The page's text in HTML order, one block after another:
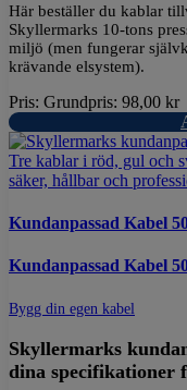
Här beställer du kablar
Skyllermarks 10-tons
miljö (men fungerar
krävande elsystem).
Pris: Grundpris: 98,00 kr
Kundanpassad Kabel
Kundanpassad Kabel
Bygg din egen kabel
Skyllermarks
dina